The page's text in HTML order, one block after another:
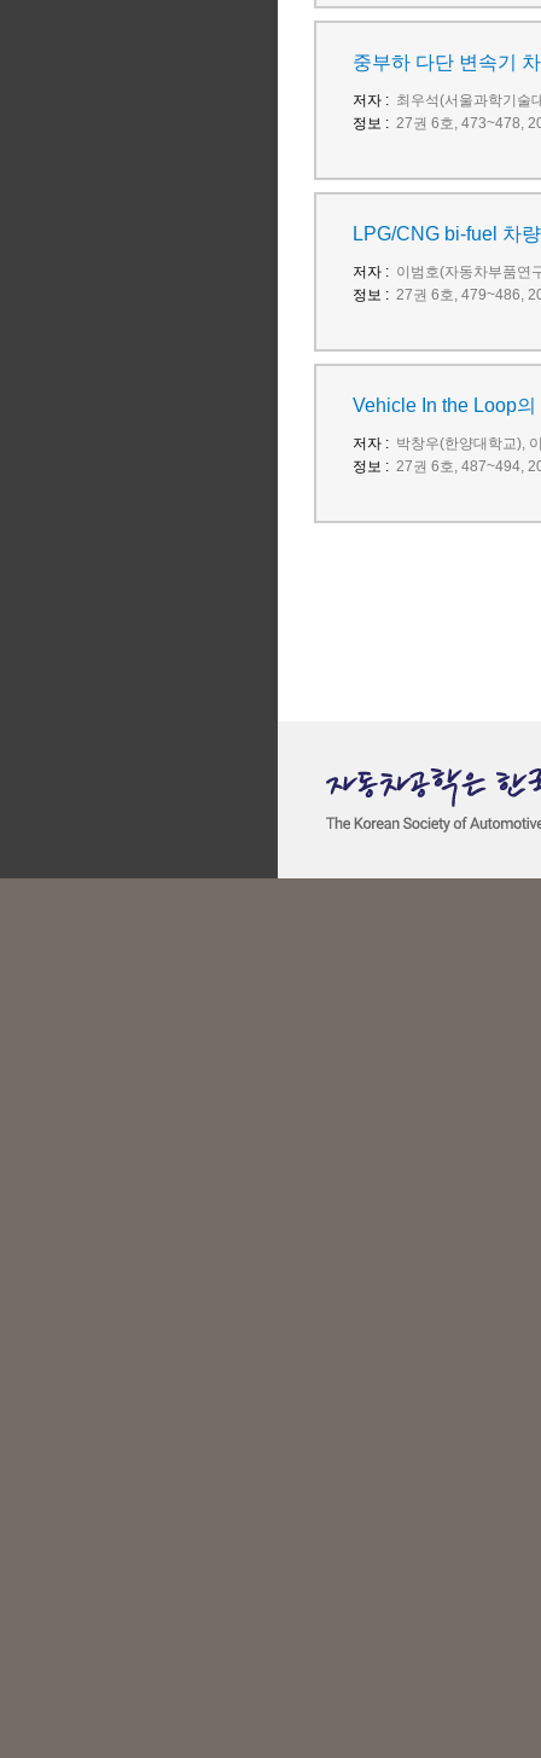
중부하 다단 변속기
저자 : 최우석(서울과학기술
정보 : 27권 6호, 473~478,
LPG/CNG bi-fuel 차
저자 : 이범호(자동차부품연
정보 : 27권 6호, 479~486,
Vehicle In the Loop
저자 : 박창우(한양대학교),
정보 : 27권 6호, 487~494,